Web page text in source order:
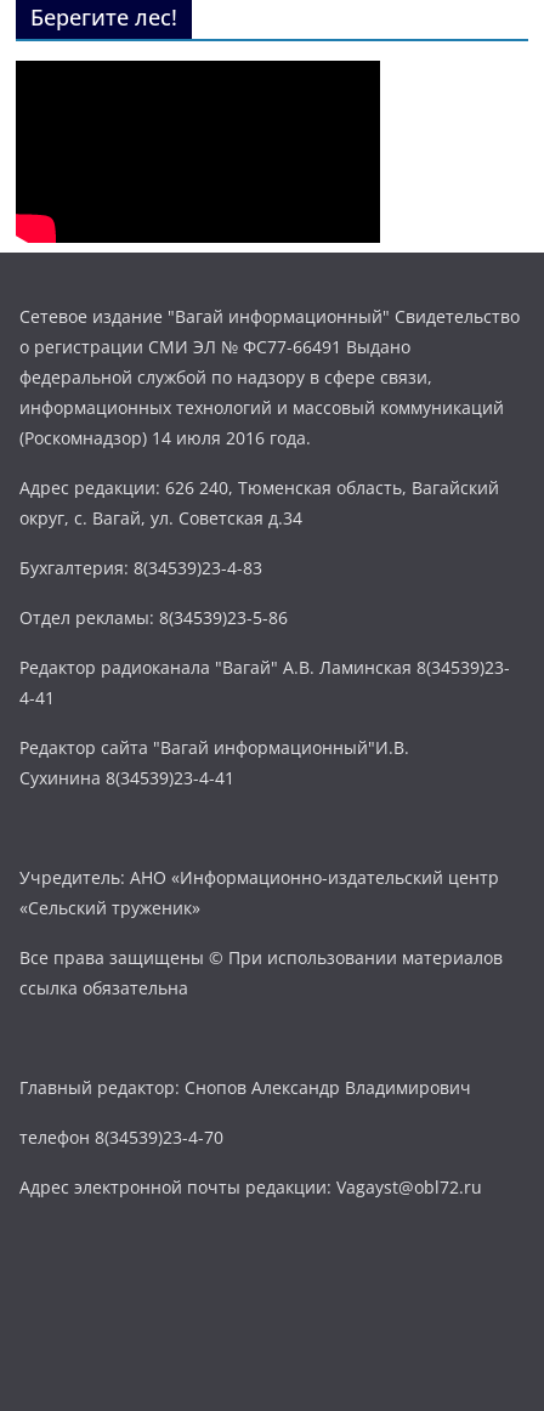
Берегите лес!
Сетевое издание "Вагай информационный" Свидетельство
о регистрации СМИ ЭЛ № ФС77-66491 Выдано
федеральной службой по надзору в сфере связи,
информационных технологий и массовый коммуникаций
(Роскомнадзор) 14 июля 2016 года.
Адрес редакции: 626 240, Тюменская область, Вагайский
округ, с. Вагай, ул. Советская д.34
Бухгалтерия: 8(34539)23-4-83
Отдел рекламы: 8(34539)23-5-86
Редактор радиоканала "Вагай" А.В. Ламинская 8(34539)23-
4-41
Редактор сайта "Вагай информационный"И.В.
Сухинина 8(34539)23-4-41
Учредитель: АНО «Информационно-издательский центр
«Сельский труженик»
Все права защищены © При использовании материалов
ссылка обязательна
Главный редактор: Снопов Александр Владимирович
телефон 8(34539)23-4-70
Адрес электронной почты редакции: Vagayst@obl72.ru